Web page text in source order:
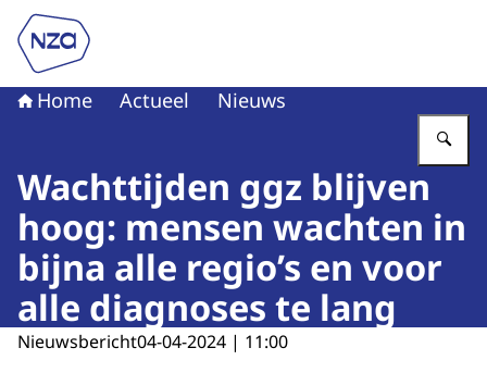
Naar de homepage van Nederlandse Zorgautoriteit
Home Actueel Nieuws
Wachttijden ggz blijven
hoog: mensen wachten in
bijna alle regio’s en voor
alle diagnoses te lang
Nieuwsbericht04-04-2024 | 11:00